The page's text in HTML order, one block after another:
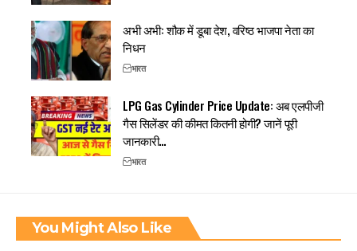
अभी अभी: शौक में डूबा देश, वरिष्ठ भाजपा नेता का
निधन
भारत
LPG Gas Cylinder Price Update: अब एलपीजी
गैस सिलेंडर की कीमत कितनी होगी? जानें पूरी
जानकारी…
भारत
You Might Also Like